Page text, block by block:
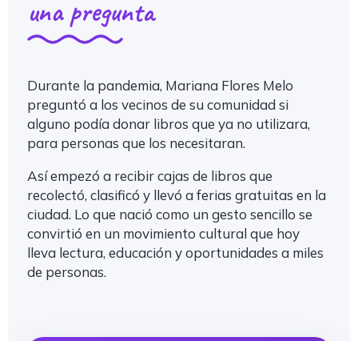
una pregunta
Durante la pandemia, Mariana Flores Melo
preguntó a los vecinos de su comunidad si
alguno podía donar libros que ya no utilizara,
para personas que los necesitaran.
Así empezó a recibir cajas de libros que
recolectó, clasificó y llevó a ferias gratuitas en la
ciudad. Lo que nació como un gesto sencillo se
convirtió en un movimiento cultural que hoy
lleva lectura, educación y oportunidades a miles
de personas.